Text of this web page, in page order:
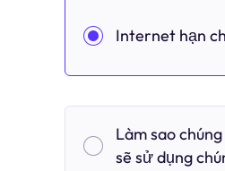
Internet hạn
Làm sao
sẽ sử dụng